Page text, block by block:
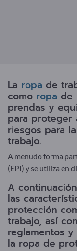
La ropa de
como ropa de
prendas y
para proteger
riesgos para
trabajo.
A menudo forma
(EPI) y se utiliza en
A
las
protección
trabajo, así
reglamentos
la ropa de